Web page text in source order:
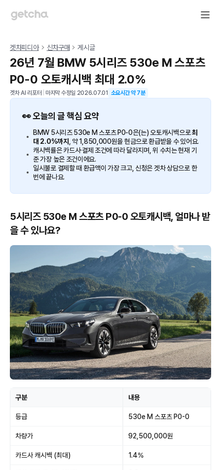
겟차피디아 신차구매 게시글
26년 7월 BMW 5시리즈 530e M 스포츠
P0-0 오토캐시백 최대 2.0%
겟차 AI 리포터 마지막 수정일 2026.07.01 소요시간 약7분
👀 오늘의 글 핵심 요약
BMW 5시리즈 530e M 스포츠 P0-0은(는) 오토캐시백으로최
대 2.0%까지 , 약 1,850,000원을 현금으로 환급받을 수 있어요.
캐시백률은 카드사·결제 조건에 따라 달라지며, 위 수치는 현재 기
준 가장 높은 조건이에요.
일시불로 결제할 때 환급액이 가장 크고, 신청은 겟차 상담으로 한
번에 끝나요.
5시리즈 530e M 스포츠 P0-0 오토캐시백, 얼마나 받
을 수 있나요?
구분 내용
등급 530e M 스포츠 P0-0
차량가 92,500,000원
카드사 캐시백 (최대) 1.4%